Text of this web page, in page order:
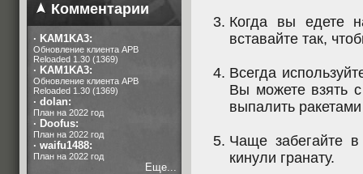
Комментарии
· KAM1KA3:
Обновление клиента APB
Reloaded 1.30 (1369)
· KAM1KA3:
Обновление клиента APB
Reloaded 1.30 (1369)
· dolan:
План на 2022 год
· Doofus:
План на 2022 год
· waifu1488:
План на 2022 год
Еще...
Когда вы едете
вставайте так,
Всегда
Вы можете взять
выпалить
Чаще забегайте
кинули гранату.